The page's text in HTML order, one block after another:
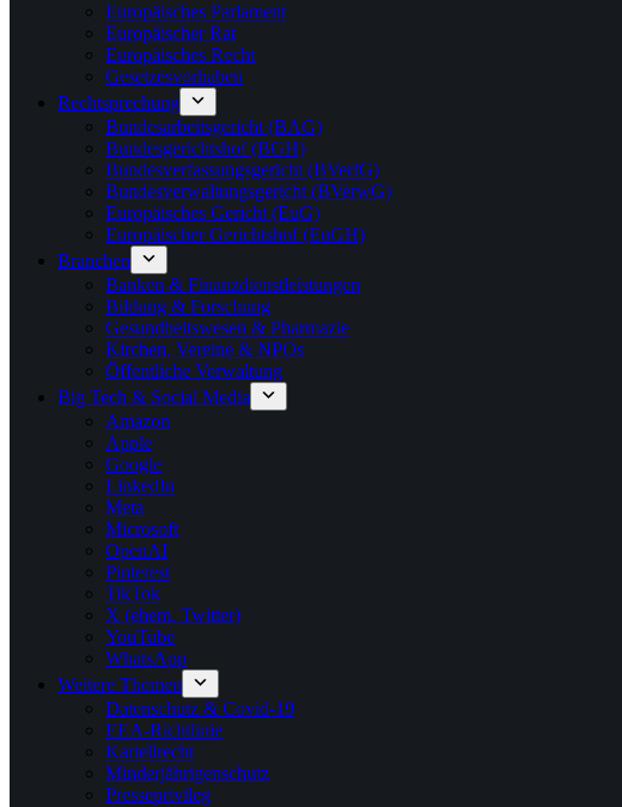
Europäisches Parlament
Europäischer Rat
Europäisches Recht
Gesetzesvorhaben
Rechtsprechung
Bundesarbeitsgericht (BAG)
Bundesgerichtshof (BGH)
Bundesverfassungsgericht (BVerfG)
Bundesverwaltungsgericht (BVerwG)
Europäisches Gericht (EuG)
Europäischer Gerichtshof (EuGH)
Branchen
Banken & Finanzdienstleistungen
Bildung & Forschung
Gesundheitswesen & Pharmazie
Kirchen, Vereine & NPOs
Öffentliche Verwaltung
Big Tech & Social Media
Amazon
Apple
Google
LinkedIn
Meta
Microsoft
OpenAI
Pinterest
TikTok
X (ehem. Twitter)
YouTube
WhatsApp
Weitere Themen
Datenschutz & Covid-19
EEA-Richtlinie
Kartellrecht
Minderjährigenschutz
Presseprivileg